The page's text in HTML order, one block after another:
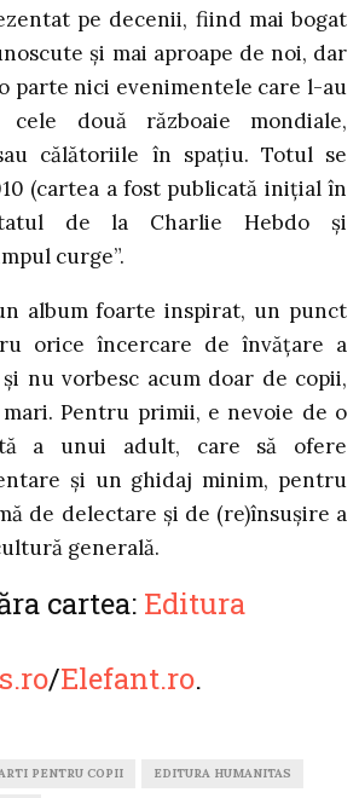
pe decenii, fiind mai bogat
și mai aproape de noi, dar
parte nici evenimentele care l-au
două războaie mondiale,
călătoriile în spațiu. Totul se
(cartea a fost publicată inițial în
de la Charlie Hebdo și
curge”.
album foarte inspirat, un punct
orice încercare de învățare a
nu vorbesc acum doar de copii,
Pentru primii, e nevoie de o
a unui adult, care să ofere
și un ghidaj minim, pentru
de delectare și de (re)însușire a
generală.
cartea: Editura
/Elefant.ro.
PENTRU COPII EDITURA HUMANITAS